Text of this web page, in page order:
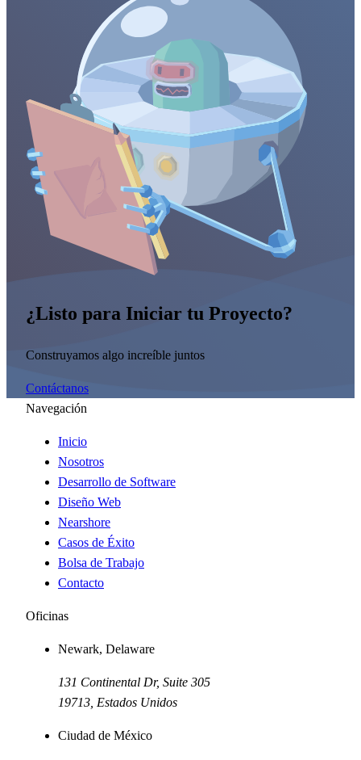
¿Listo para Iniciar tu Proyecto?
Construyamos algo increíble juntos
Contáctanos
Navegación
Inicio
Nosotros
Desarrollo de Software
Diseño Web
Nearshore
Casos de Éxito
Bolsa de Trabajo
Contacto
Oficinas
Newark, Delaware
131 Continental Dr, Suite 305
19713 Estados Unidos
Ciudad de México